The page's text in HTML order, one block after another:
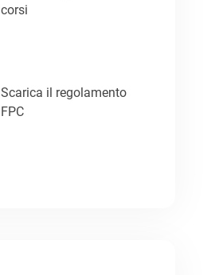
corsi
Scarica il regolamento
FPC